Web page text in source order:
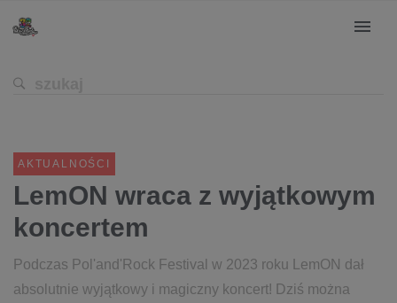
AKTUALNOŚCI
LemON wraca z wyjątkowym
koncertem
Podczas Pol'and'Rock Festival w 2023 roku LemON dał
absolutnie wyjątkowy i magiczny koncert! Dziś można